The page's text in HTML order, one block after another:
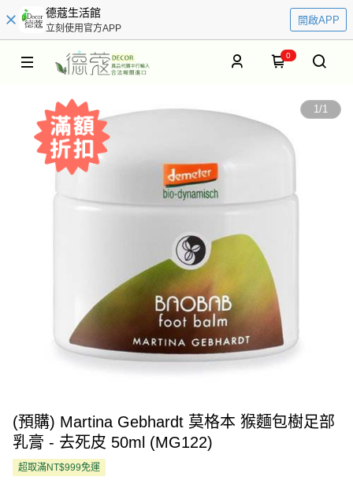
德蔻生活館
立刻使用官方APP
開啟APP
0
1/1
(預購) Martina Gebhardt 莫格本 猴麵包樹足部
乳膏 - 去死皮 50ml (MG122)
超取滿NT$999免運